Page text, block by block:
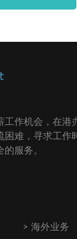
工作机会，在港
困难，寻求工作
服务。
海外业务